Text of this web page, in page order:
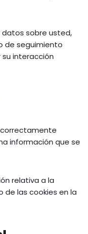
datos sobre usted,
de seguimiento
interacción
información que se
relativa a la
las cookies en la